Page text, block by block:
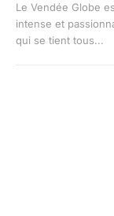
Le Vendée Globe
intense et
qui se tient tous...